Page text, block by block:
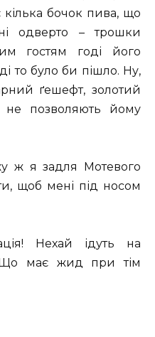
бочок пива, що
одверто – трошки
гостям годі його
то було би пішло. Ну,
ґешефт, золотий
не позволяють йому
ж я задля Мотевого
щоб мені під носом
Нехай ідуть на
Що має жид при тім